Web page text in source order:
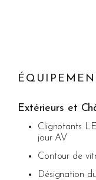
Extérieurs et
Clignotants
jour AV
Contour de
Désignation